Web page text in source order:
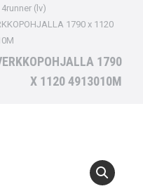
(lv)
1790 x 1120
1790
X 1120 4913010M